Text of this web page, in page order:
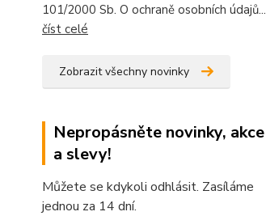
101/2000 Sb. O ochraně osobních údajů...
číst celé
Zobrazit všechny novinky
Nepropásněte novinky, akce
a slevy!
Můžete se kdykoli odhlásit. Zasíláme
jednou za 14 dní.